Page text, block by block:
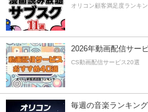
オリコン顧客満足度ランキ
2026年動画配信サー
CS動画配信サービス20選
毎週の音楽ランキン